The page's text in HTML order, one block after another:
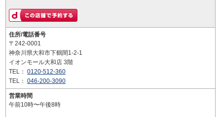
住所/電話番号
〒242-0001
神奈川県大和市下鶴間1-2-1
イオンモール大和店 3階
TEL： 0120-512-360
TEL： 046-200-3090
営業時間
午前10時〜午後8時